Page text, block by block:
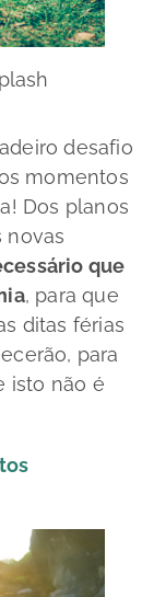
desafio
momentos
Dos planos
novas
que
, para que
ditas férias
para
isto não é